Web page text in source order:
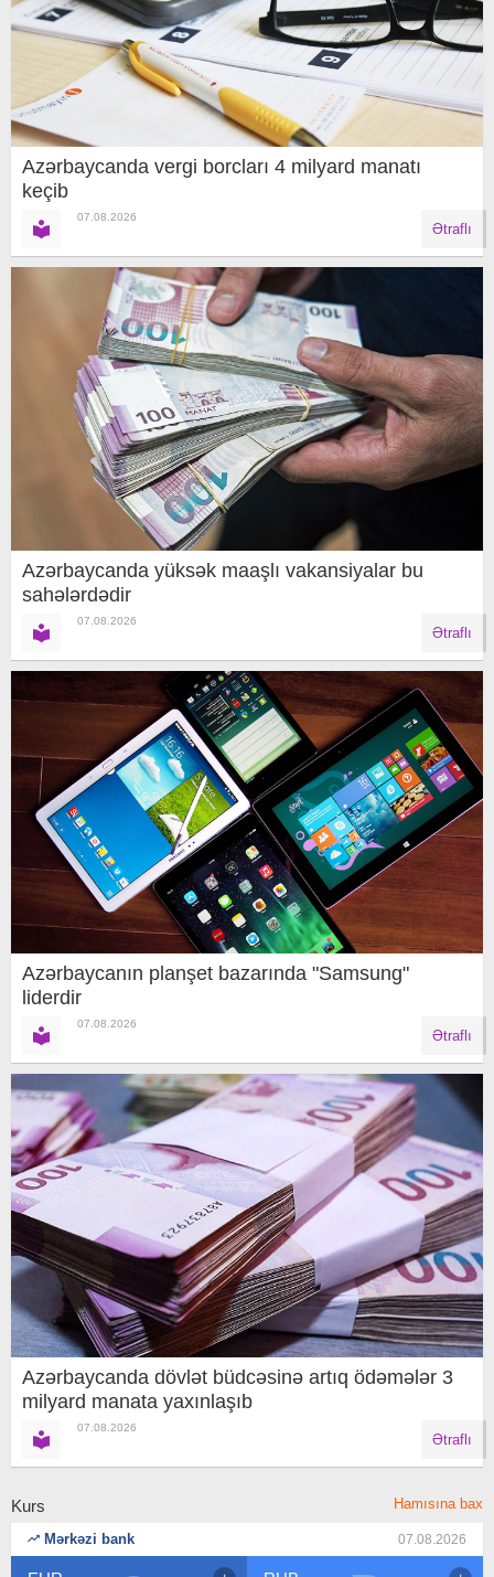
Azərbaycanda vergi borcları 4 milyard manatı
keçib
07.08.2026
Ətraflı
Azərbaycanda yüksək maaşlı vakansiyalar bu
sahələrdədir
07.08.2026
Ətraflı
Azərbaycanın planşet bazarında "Samsung"
liderdir
07.08.2026
Ətraflı
Azərbaycanda dövlət büdcəsinə artıq ödəmələr 3
milyard manata yaxınlaşıb
07.08.2026
Ətraflı
Kurs Hamısına bax
Mərkəzi bank 07.08.2026